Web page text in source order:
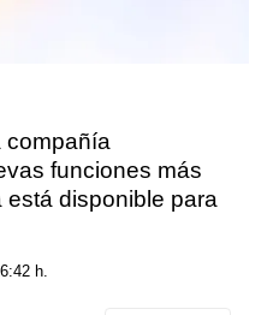
compañía
funciones más
disponible para
h.